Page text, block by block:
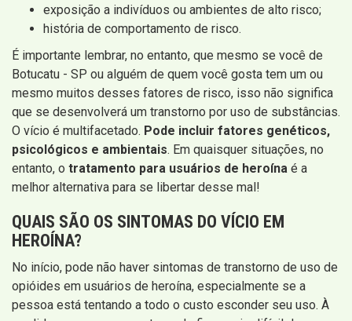
exposição a indivíduos ou ambientes de alto risco;
história de comportamento de risco.
É importante lembrar, no entanto, que mesmo se você de
Botucatu - SP ou alguém de quem você gosta tem um ou
mesmo muitos desses fatores de risco, isso não significa
que se desenvolverá um transtorno por uso de substâncias.
O vício é multifacetado. Pode incluir fatores genéticos,
psicológicos e ambientais. Em quaisquer situações, no
entanto, o tratamento para usuários de heroína é a
melhor alternativa para se libertar desse mal!
QUAIS SÃO OS SINTOMAS DO VÍCIO EM
HEROÍNA?
No início, pode não haver sintomas de transtorno de uso de
opióides em usuários de heroína, especialmente se a
pessoa está tentando a todo o custo esconder seu uso. À